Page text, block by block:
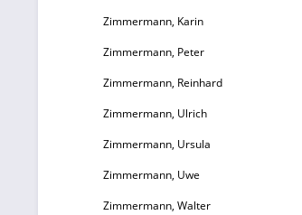
Zimmermann, Karin
Zimmermann, Peter
Zimmermann, Reinhard
Zimmermann, Ulrich
Zimmermann, Ursula
Zimmermann, Uwe
Zimmermann, Walter